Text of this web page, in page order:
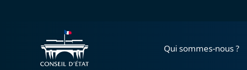
Qui sommes-nous ?